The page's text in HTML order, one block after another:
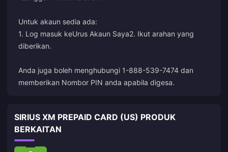
Untuk akaun sedia ada:
1. Log masuk keUrus Akaun Saya2. Ikut arahan yang
diberikan.
Anda juga boleh menghubungi 1-888-539-7474 dan
memberikan Nombor PIN anda apabila digesa.
SIRIUS XM PREPAID CARD (US) PRODUK
BERKAITAN